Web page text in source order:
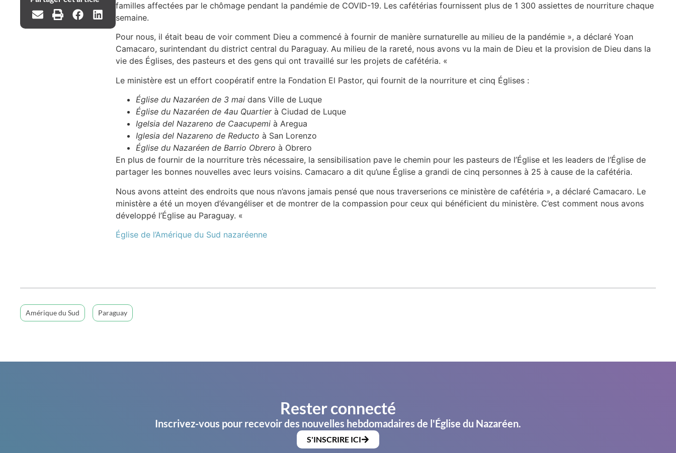
familles affectées par le chômage pendant la pandémie de COVID-19. Les cafétérias fournissent plus de 1 300 assiettes de nourriture chaque
semaine.
Pour nous, il était beau de voir comment Dieu a commencé à fournir de manière surnaturelle au milieu de la pandémie », a déclaré Yoan
Camacaro, surintendant du district central du Paraguay. Au milieu de la rareté, nous avons vu la main de Dieu et la provision de Dieu dans la
vie des Églises, des pasteurs et des gens qui ont travaillé sur les projets de cafétéria. «
Le ministère est un effort coopératif entre la Fondation El Pastor, qui fournit de la nourriture et cinq Églises :
Église du Nazaréen de 3 maidans Ville de Luque
Église du Nazaréen de 4au Quartierà Ciudad de Luque
Igelsia del Nazareno de Caacupemià Aregua
Iglesia del Nazareno de Reducto à San Lorenzo
Église du Nazaréen de Barrio Obrero à Obrero
En plus de fournir de la nourriture très nécessaire, la sensibilisation pave le chemin pour les pasteurs de l’Église et les leaders de l’Église de
partager les bonnes nouvelles avec leurs voisins. Camacaro a dit qu’une Église a grandi de cinq personnes à 25 à cause de la cafétéria.
Nous avons atteint des endroits que nous n’avons jamais pensé que nous traverserions ce ministère de cafétéria », a déclaré Camacaro. Le
ministère a été un moyen d’évangéliser et de montrer de la compassion pour ceux qui bénéficient du ministère. C’est comment nous avons
développé l’Église au Paraguay. «
Église de l’Amérique du Sud nazaréenne
Amérique du Sud Paraguay
Rester connecté
Inscrivez-vous pour recevoir des nouvelles hebdomadaires de l'Église du Nazaréen.
S'INSCRIRE ICI